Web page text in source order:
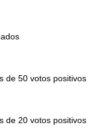
de 50 votos positivos
de 20 votos positivos